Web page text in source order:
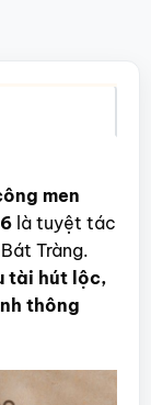
men
là tuyệt tác
Tràng.
tài hút lộc,
thông